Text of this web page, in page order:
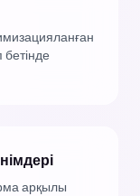
арқылы